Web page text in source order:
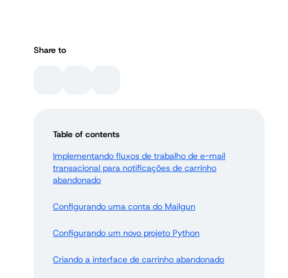
Share to
Table of contents
Implementando fluxos de trabalho de e-mail
transacional para notificações de carrinho
abandonado
Configurando uma conta do Mailgun
Configurando um novo projeto Python
Criando a interface de carrinho abandonado